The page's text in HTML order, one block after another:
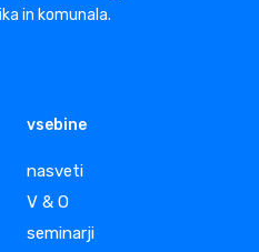
in komunala.
vsebine
nasveti
V & O
seminarji